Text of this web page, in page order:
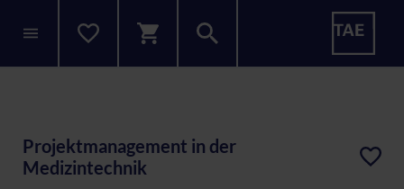
Projektmanagement in der
Medizintechnik